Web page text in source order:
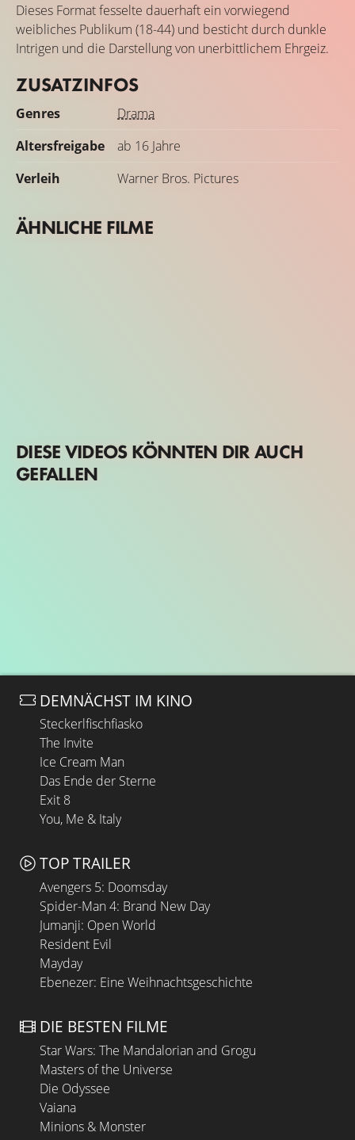
Dieses Format fesselte dauerhaft ein vorwiegend
weibliches Publikum (18-44) und besticht durch dunkle
Intrigen und die Darstellung von unerbittlichem Ehrgeiz.
ZUSATZINFOS
Genres
Drama
Altersfreigabe
ab 16 Jahre
Verleih
Warner Bros. Pictures
ÄHNLICHE FILME
DIESE VIDEOS KÖNNTEN DIR AUCH
GEFALLEN
DEMNÄCHST IM KINO
Steckerlfischfiasko
The Invite
Ice Cream Man
Das Ende der Sterne
Exit 8
You, Me & Italy
TOP TRAILER
Avengers 5: Doomsday
Spider-Man 4: Brand New Day
Jumanji: Open World
Resident Evil
Mayday
Ebenezer: Eine Weihnachtsgeschichte
DIE BESTEN FILME
Star Wars: The Mandalorian and Grogu
Masters of the Universe
Die Odyssee
Vaiana
Minions & Monster